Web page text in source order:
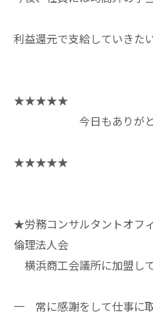
利益還元で支給していきた
★★★★★
今日もありがとう
★★★★★
★労務コンサルタントオフ
倫理法人会
横浜商工会議所に加盟し
一 常に感謝をして仕事に